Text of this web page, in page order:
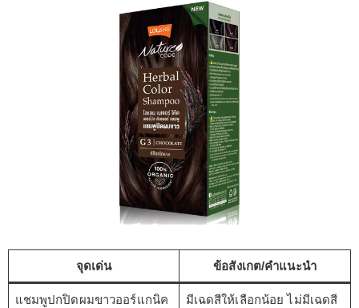
จุดเด่น ข้อสังเกต/คำแนะนำ
แชมพูปกปิดผมขาวออร์แกนิค
มีเฉดสีให้เลือกน้อย ไม่มีเฉดสี